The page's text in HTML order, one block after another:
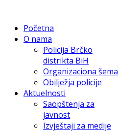
Početna
O nama
Policija Brčko
distrikta BiH
Organizaciona šema
Obilježja policije
Aktuelnosti
Saopštenja za
javnost
Izvještaji za medije